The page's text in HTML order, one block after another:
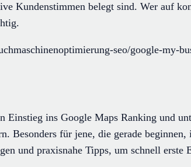
Kundenstimmen belegt sind. Wer auf
seo/google-my-
ins Google Maps Ranking und
Besonders für jene, die gerade
und praxisnahe Tipps, um schnell erste